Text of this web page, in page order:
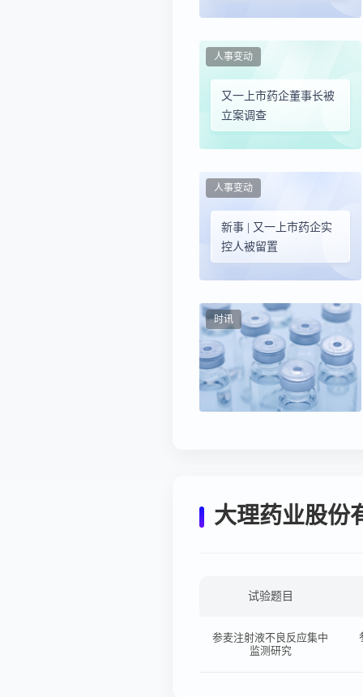
又一上市药企董事长被
立案调查
人事变动
新事 | 又一上市药企实
控人被留置
人事变动
时讯
大理药业股份
试验题目
参麦注射液不良反应集中
监测研究